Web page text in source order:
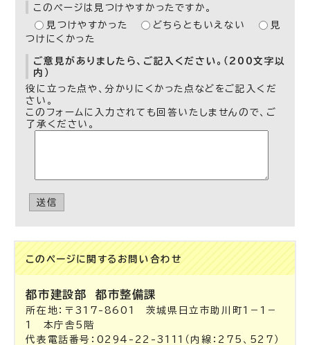
このページは見つけやすかったですか。
見つけやすかった
どちらともいえない
見
つけにくかった
ご意見がありましたら、ご記入ください。（200文字以
内）
役に立った点や、分かりにくかった点などをご記入くだ
さい。
このフォームに入力されても回答いたしませんので、ご
了承ください。
送信
このページに関する お問い合わせ
都市建設部都市整備課
所在地：〒317-8601 茨城県日立市助川町1－1－
1 本庁舎5階
代表電話番号：0294-22-3111（内線：275、527）